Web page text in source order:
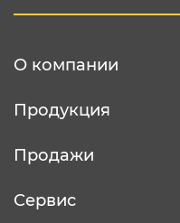
О компании
Продукция
Продажи
Сервис